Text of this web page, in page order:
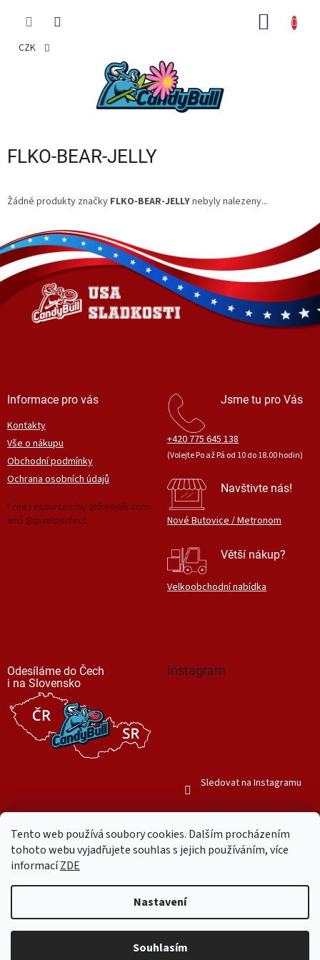
Tento web používá soubory cookies. Dalším procházením
tohoto webu vyjadřujete souhlas s jejich používáním, více
informacíZDE
Nastavení
Souhlasím
CZK
FLKO-BEAR-JELLY
Žádné produkty značky FLKO-BEAR-JELLYnebyly nalezeny...
á
p
a
í
Informace pro vás
Kontakty
Vše o nákupu
Obchodní podmínky
Ochrana osobních údajů
Free resources by @freepik.com
and @pixelperfect
Jsme tu pro Vás
+420 775 645 138
(Volejte Po až Pá od 10 do 18.00 hodin)
Navštivte nás!
Nové Butovice / Metronom
Větší nákup?
Velkoobchodní nabídka
Odesíláme do Čech
i na Slovensko
Instagram
Sledovat na Instagramu
Copyright 2026Mr. Candy Bull. Všechna práva vyhrazena.Upravit
nastavení cookies